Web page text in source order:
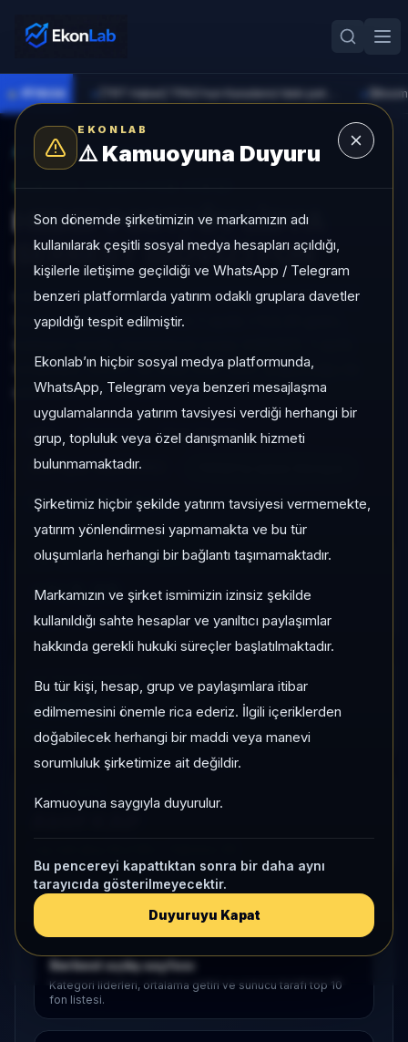
EKONLAB
⚠️Kamuoyuna Duyuru
Son dönemde şirketimizin ve markamızın adı
kullanılarak çeşitli sosyal medya hesapları açıldığı,
kişilerle iletişime geçildiği ve WhatsApp / Telegram
benzeri platformlarda yatırım odaklı gruplara davetler
yapıldığı tespit edilmiştir.
Ekonlab’ın hiçbir sosyal medya platformunda,
WhatsApp, Telegram veya benzeri mesajlaşma
uygulamalarında yatırım tavsiyesi verdiği herhangi bir
grup, topluluk veya özel danışmanlık hizmeti
bulunmamaktadır.
Şirketimiz hiçbir şekilde yatırım tavsiyesi vermemekte,
yatırım yönlendirmesi yapmamakta ve bu tür
oluşumlarla herhangi bir bağlantı taşımamaktadır.
Markamızın ve şirket ismimizin izinsiz şekilde
kullanıldığı sahte hesaplar ve yanıltıcı paylaşımlar
hakkında gerekli hukuki süreçler başlatılmaktadır.
Bu tür kişi, hesap, grup ve paylaşımlara itibar
edilmemesini önemle rica ederiz. İlgili içeriklerden
doğabilecek herhangi bir maddi veya manevi
sorumluluk şirketimize ait değildir.
Kamuoyuna saygıyla duyurulur.
Bu pencereyi kapattıktan sonra bir daha aynı
tarayıcıda gösterilmeyecektir.
Duyuruyu Kapat
● PİYASA
AI Fon Radar Serbest
SUNUCU TARAFI FON GIRIŞI
HEDEF PORTFÖY LİDYA
SERBEST (DÖVİZ) FON
HEDEF PORTFÖY LİDYA SERBEST (DÖVİZ) FON,
Serbest kategorisinde son 1 ayda +%2,35 getiri,
volatilitesi %0,07 ve Aktif KAP KAP yoğunluğu ile
izlenebilen bir fondur.
HP3 Serbest Risk:Düşük
Son fiyat:58,010982
Son işlem farkı: 0 gün
1 AY VE 3 AY PERFORMANS
+%2,35
3 Ay:+%6,60
KATEGORI KONUMU
446/931
Momentum bazlı kategori içi sıra
Araştırma Akışı
Serbestaçılış sayfası
Kategori liderleri, ortalama getiri ve sunucu tarafı top 10
fon listesi.